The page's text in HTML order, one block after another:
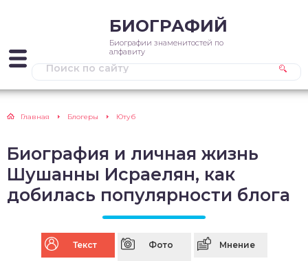
БИОГРАФИЙ
Биографии знаменитостей по
алфавиту
Главная Блогеры Ютуб
Биография и личная жизнь
Шушанны Исраелян, как
добилась популярности блога
Текст Фото Мнение